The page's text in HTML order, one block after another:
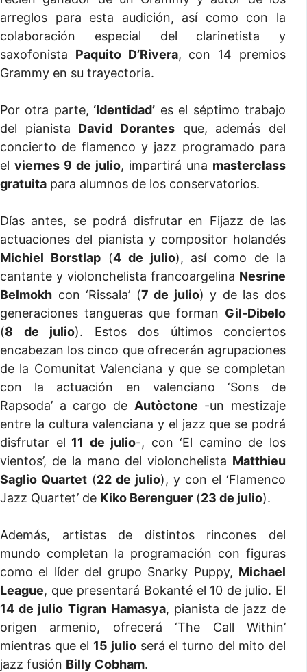
arreglos para esta audición, así como con la
colaboración especial del clarinetista y
saxofonista Paquito D’Rivera, con 14 premios
Grammy en su trayectoria.
Por otra parte, ‘Identidad’ es el séptimo trabajo
del pianista David Dorantes que, además del
concierto de flamenco y jazz programado para
el viernes 9 de julio, impartirá una masterclass
gratuita para alumnos de los conservatorios.
Días antes, se podrá disfrutar en Fijazz de las
actuaciones del pianista y compositor holandés
Michiel Borstlap(4 de julio), así como de la
cantante y violonchelista francoargelina Nesrine
Belmokh con ‘Rissala’ (7 de julio) y de las dos
generaciones tangueras que forman Gil-Dibelo
(8 de julio). Estos dos últimos conciertos
encabezan los cinco que ofrecerán agrupaciones
de la Comunitat Valenciana y que se completan
con la actuación en valenciano ‘Sons de
Rapsoda’ a cargo de Autòctone -un mestizaje
entre la cultura valenciana y el jazz que se podrá
disfrutar el 11 de julio-, con ‘El camino de los
vientos’, de la mano del violonchelista Matthieu
Saglio Quartet (22 de julio), y con el ‘Flamenco
Jazz Quartet’ de Kiko Berenguer (23 de julio).
Además, artistas de distintos rincones del
mundo completan la programación con figuras
como el líder del grupo Snarky Puppy, Michael
League, que presentará Bokanté el 10 de julio. El
14 de julio Tigran Hamasya, pianista de jazz de
origen armenio, ofrecerá ‘The Call Within’
mientras que el 15 julioserá el turno del mito del
jazz fusión Billy Cobham.